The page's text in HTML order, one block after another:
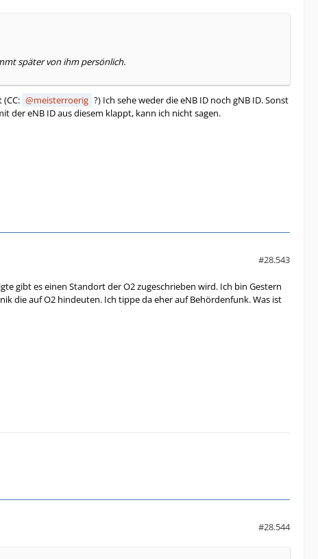
später von ihm persönlich.
meisterroerig ?) Ich sehe weder die eNB ID noch gNB ID. Sonst
der eNB ID aus diesem klappt, kann ich nicht sagen.
#28.543
gibt es einen Standort der O2 zugeschrieben wird. Ich bin Gestern
die auf O2 hindeuten. Ich tippe da eher auf Behördenfunk. Was ist
#28.544